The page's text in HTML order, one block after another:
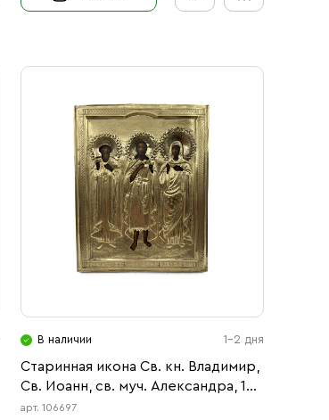
В наличии 1-2 дня
Старинная икона Св. кн. Владимир,
Св. Иоанн, св. муч. Александра, 19
век
арт. 106697